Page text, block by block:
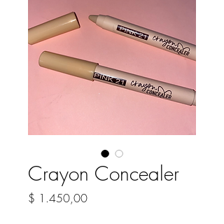
Crayon Concealer
$ 1.450,00Precio